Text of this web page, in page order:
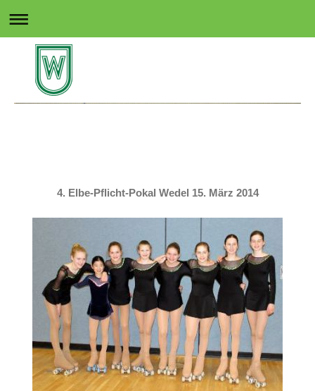
4. Elbe-Pflicht-Pokal Wedel 15. März 2014